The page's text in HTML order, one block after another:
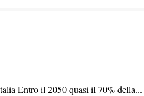
Entro il 2050 quasi il 70% della...